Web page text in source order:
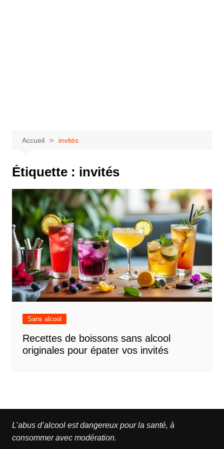
Accueil invités
Étiquette : invités
Sans alcool
Recettes de boissons sans alcool
originales pour épater vos invités
L’abus d’alcool est dangereux pour la santé, à
consommer avec modération.